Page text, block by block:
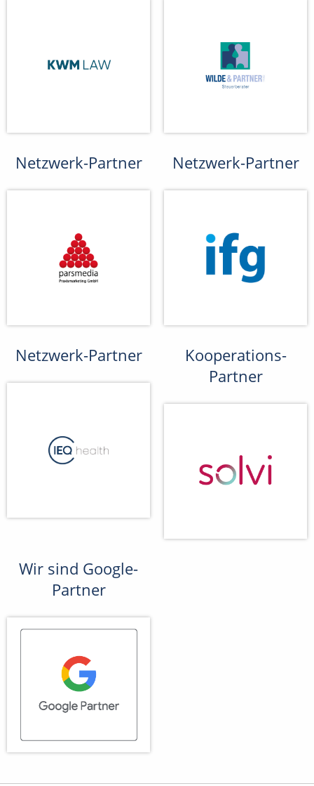
Netzwerk-Partner Netzwerk-Partner
Netzwerk-Partner
Kooperations-
Partner
Wir sind Google-
Partner